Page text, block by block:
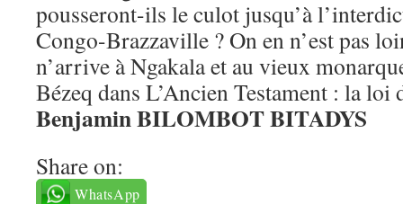
pousseront-ils le culot jusqu’à
Congo-Brazzaville ? On en n’est pas
n’arrive à Ngakala et au vieux
Bézeq dans L’Ancien Testament : la loi
Benjamin BILOMBOT BITADYS
Share on:
WhatsApp